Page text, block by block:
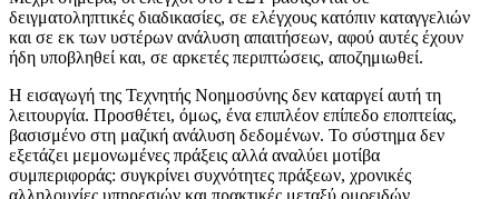
δειγματοληπτικές διαδικασίες, σε ελέγχους κατόπιν καταγγελιών
και σε εκ των υστέρων ανάλυση απαιτήσεων, αφού αυτές έχουν
ήδη υποβληθεί και, σε αρκετές περιπτώσεις, αποζημιωθεί.
Η εισαγωγή της Τεχνητής Νοημοσύνης δεν καταργεί αυτή τη
λειτουργία. Προσθέτει, όμως, ένα επιπλέον επίπεδο εποπτείας,
βασισμένο στη μαζική ανάλυση δεδομένων. Το σύστημα δεν
εξετάζει μεμονωμένες πράξεις αλλά αναλύει μοτίβα
συμπεριφοράς: συγκρίνει συχνότητες πράξεων, χρονικές
αλληλουχίες υπηρεσιών και πρακτικές μεταξύ ομοειδών